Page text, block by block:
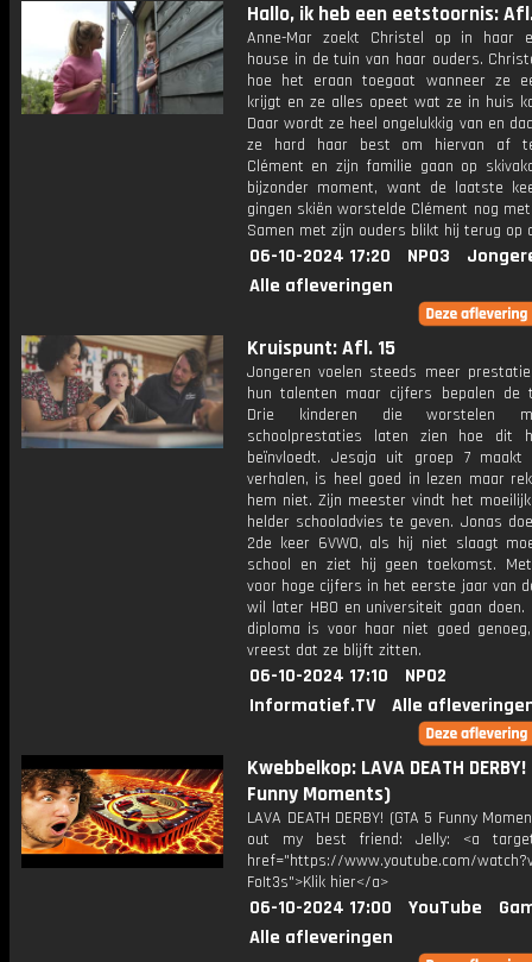
Hallo, ik heb een eetstoornis:
Anne-Mar zoekt Christel op in haar
house in de tuin van haar ouders.
hoe het eraan toegaat wanneer ze
krijgt en ze alles opeet wat ze in huis
Daar wordt ze heel ongelukkig van en
ze hard haar best om hiervan af
Clément en zijn familie gaan op
bijzonder moment, want de laatste
gingen skiën worstelde Clément nog
Samen met zijn ouders blikt hij terug op
06-10-2024 17:20 NPO3
Alle afleveringen
Kruispunt: Afl. 15
Jongeren voelen steeds meer
hun talenten maar cijfers bepalen de
Drie kinderen die worstelen
schoolprestaties laten zien hoe dit
beïnvloedt. Jesaja uit groep 7 maakt
verhalen, is heel goed in lezen maar
hem niet. Zijn meester vindt het
helder schooladvies te geven. Jonas
2de keer 6VWO, als hij niet slaagt
school en ziet hij geen toekomst.
voor hoge cijfers in het eerste jaar van
wil later HBO en universiteit gaan doen.
diploma is voor haar niet goed
vreest dat ze blijft zitten.
06-10-2024 17:10
NPO2
Informatief.TV
Alle
Kwebbelkop: LAVA DEATH DERBY!
Funny Moments)
LAVA DEATH DERBY! (GTA 5 Funny
out my best friend: Jelly: <a
href="https://www.youtube.com/
FoIt3s">Klik hier</a>
06-10-2024 17:00 YouTube
Alle afleveringen